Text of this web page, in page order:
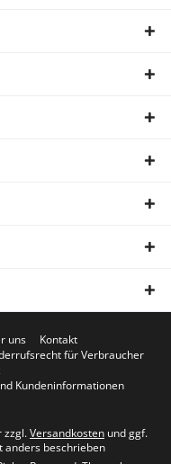
uns
Kontakt
für Verbraucher
Kundeninformationen
zzgl.Versandkosten und ggf.
anders beschrieben